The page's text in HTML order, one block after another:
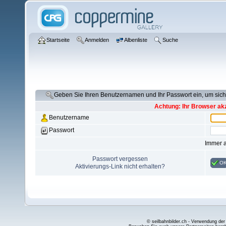
Startseite Anmelden Albenliste Suche
Geben Sie Ihren Benutzernamen und Ihr Passwort ein, um
Achtung: Ihr Browser
Benutzername
Passwort
Immer
Passwort vergessen
Aktivierungs-Link nicht erhalten?
© seilbahnbilder.ch - Verwendung